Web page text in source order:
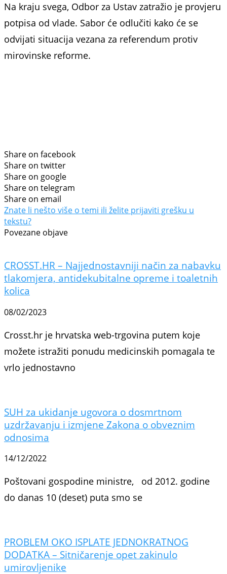
Na kraju svega, Odbor za Ustav zatražio je provjeru
potpisa od vlade. Sabor će odlučiti kako će se
odvijati situacija vezana za referendum protiv
mirovinske reforme.
Share on facebook
Share on twitter
Share on google
Share on telegram
Share on email
Znate li nešto više o temi ili želite prijaviti grešku u
tekstu?
Povezane objave
CROSST.HR – Najjednostavniji način za nabavku
tlakomjera, antidekubitalne opreme i toaletnih
kolica
08/02/2023
Crosst.hr je hrvatska web-trgovina putem koje
možete istražiti ponudu medicinskih pomagala te
vrlo jednostavno
SUH za ukidanje ugovora o dosmrtnom
uzdržavanju i izmjene Zakona o obveznim
odnosima
14/12/2022
Poštovani gospodine ministre, od 2012. godine
do danas 10 (deset) puta smo se
PROBLEM OKO ISPLATE JEDNOKRATNOG
DODATKA – Sitničarenje opet zakinulo
umirovljenike